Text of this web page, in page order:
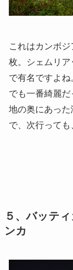
これはカンボ
枚。シェムリア
で有名ですよね
でも一番綺麗
地の奥にあっ
で、次行っても
５、バッテ
ンカ